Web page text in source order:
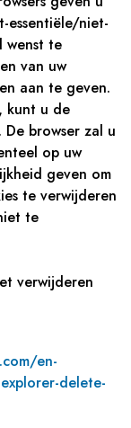
essentiële/niet-
wenst te
van uw
aan te geven.
kunt u de
browser zal u
op uw
geven om
te verwijderen
te
verwijderen
en-
delete-